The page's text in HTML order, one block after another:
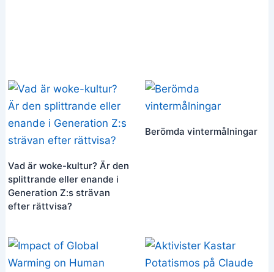
Vad är woke-kultur? Är den
splittrande eller enande i
Generation Z:s strävan
efter rättvisa?
Berömda vintermålningar